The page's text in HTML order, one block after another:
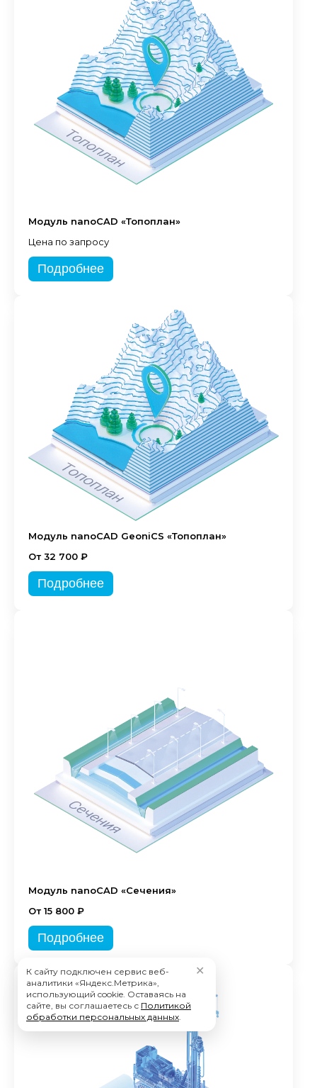
Модуль nanoCAD «Топоплан»
Цена по запросу
Подробнее
Модуль nanoCAD GeoniCS «Топоплан»
От 32 700 ₽
Подробнее
Модуль nanoCAD «Сечения»
От 15 800 ₽
Подробнее
К сайту подключен сервис веб-
аналитики «Яндекс.Метрика»,
использующий cookie. Оставаясь на
сайте, вы соглашаетесь с Политикой
обработки персональных данных.
✕